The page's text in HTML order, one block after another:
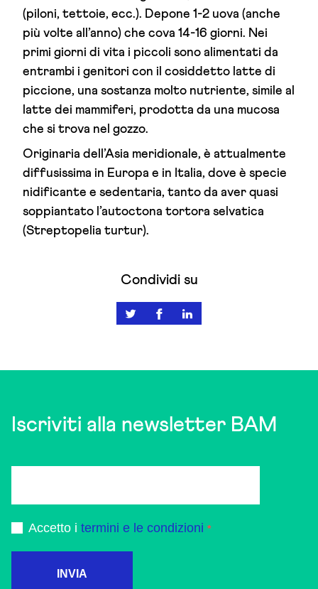
(piloni, tettoie, ecc.). Depone 1-2 uova (anche
più volte all’anno) che cova 14-16 giorni. Nei
primi giorni di vita i piccoli sono alimentati da
entrambi i genitori con il cosiddetto latte di
piccione, una sostanza molto nutriente, simile al
latte dei mammiferi, prodotta da una mucosa
che si trova nel gozzo.
Originaria dell’Asia meridionale, è attualmente
diffusissima in Europa e in Italia, dove è specie
nidificante e sedentaria, tanto da aver quasi
soppiantato l’autoctona tortora selvatica
(Streptopelia turtur).
Condividi su
Iscriviti alla newsletter BAM
Accetto i termini e le condizioni
INVIA